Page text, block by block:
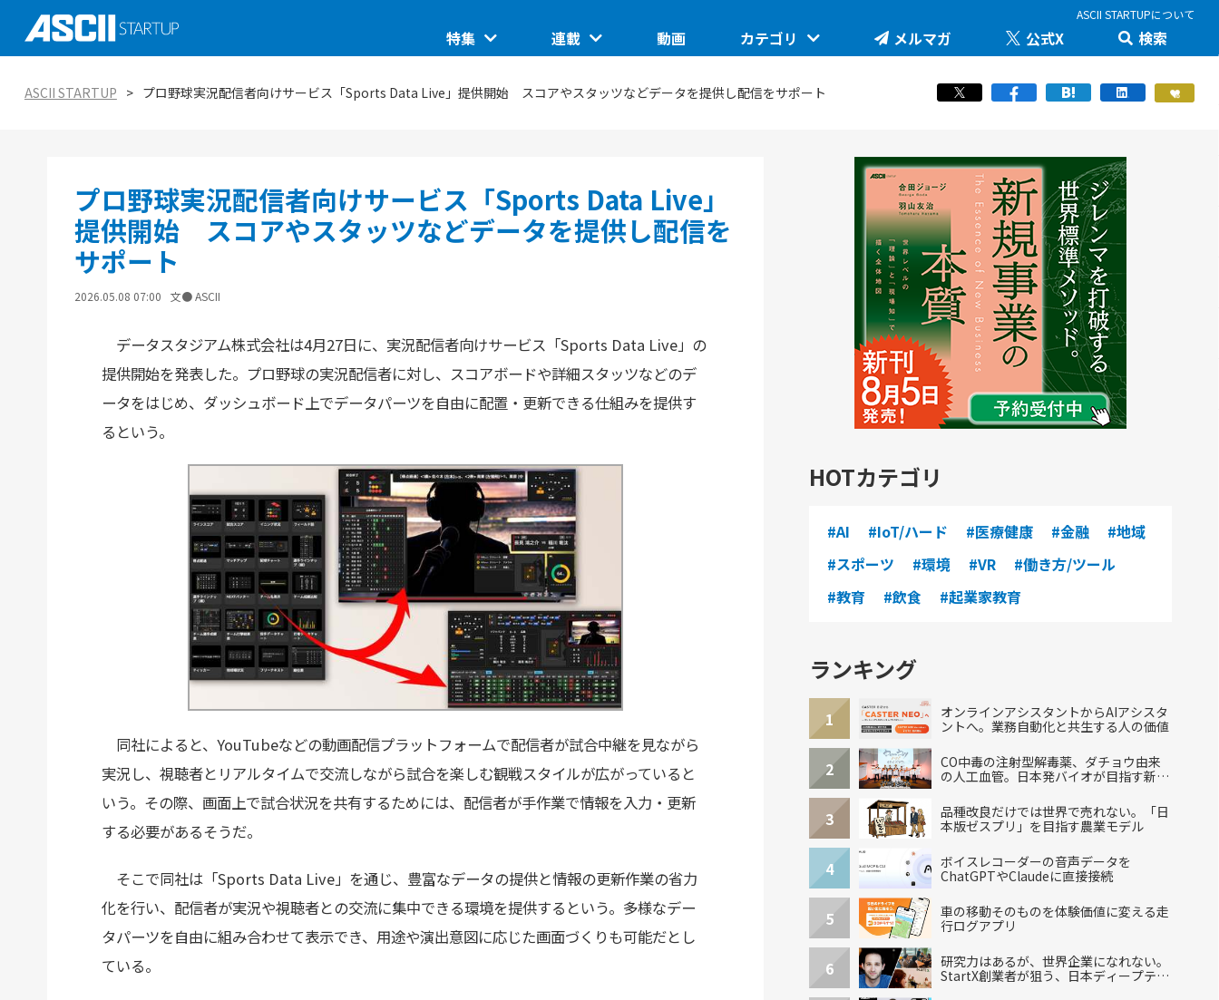
ASCII STARTUPについて
特集
未来を変える科学技術を追え！大学発の地味推しテ
ASCII STARTUP特別編集版「ASCII STARTUP
ICTスタートアップリーグ
ViennaUP、オーストリア・ウィーン開催の分散型ス
タートアップフェス
SusHi Tech Tokyo 2026で見えた実装フェーズの技
術 堺市・中百舌鳥の社会課題解決型イノベーション
連載
社会実装に向けた研究、技術 大学発スタートアップ
マスク・ド・アナライズのスタートアップ！人事！
オープンイノベーション入門：手引きと実践ガイド ASCII STARTUP ACADEMY JAPAN INNOVATION DAY 2024
動画 カテゴリ
働き方/ツール
教育 飲食 起業家教育
メルマガ 公式X 検索
ASCII STARTUP プロ野球実況配信者向けサービス「Sports Data Live」提供開始 スコアやスタッツなどデータを提供し配信をサポート
プロ野球実況配信者向けサービス「Sports Data Live」
提供開始 スコアやスタッツなどデータを提供し配信を
サポート
2026.05.08 07:00 文● ASCII
データスタジアム株式会社は4月27日に、実況配信者向けサービス「Sports Data Live」の
提供開始を発表した。プロ野球の実況配信者に対し、スコアボードや詳細スタッツなどのデ
ータをはじめ、ダッシュボード上でデータパーツを自由に配置・更新できる仕組みを提供す
るという。
同社によると、YouTubeなどの動画配信プラットフォームで配信者が試合中継を見ながら
実況し、視聴者とリアルタイムで交流しながら試合を楽しむ観戦スタイルが広がっていると
いう。その際、画面上で試合状況を共有するためには、配信者が手作業で情報を入力・更新
する必要があるそうだ。
そこで同社は「Sports Data Live」を通じ、豊富なデータの提供と情報の更新作業の省力
化を行い、配信者が実況や視聴者との交流に集中できる環境を提供するという。多様なデー
タパーツを自由に組み合わせて表示でき、用途や演出意図に応じた画面づくりも可能だとし
ている。
HOTカテゴリ
#AI #IoT/ハード #医療健康 #金融
#地域
#スポーツ
#環境 #VR
#働き方/ツール
#教育
#飲食 #起業家教育
ランキング
1
オンラインアシスタントからAIアシスタ
ントへ。業務自動化と共生する人の価値
2
CO中毒の注射型解毒薬、ダチョウ由来
の人工血管。日本発バイオが目指す新し
3
品種改良だけでは世界で売れない。「日
本版ゼスプリ」を目指す農業モデル
4
ボイスレコーダーの音声データを
ChatGPTやClaudeに直接接続
5
車の移動そのものを体験価値に変える走
行ログアプリ
6
研究力はあるが、世界企業になれない。
StartX創業者が狙う、日本ディープテッ